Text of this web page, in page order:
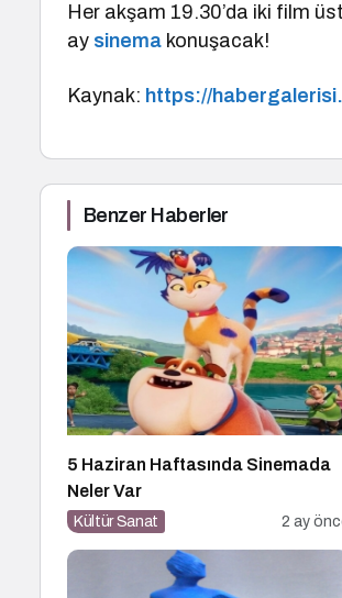
Her akşam 19.30’da iki film
ay sinema konuşacak!
Kaynak: https://
Benzer Haberler
5 Haziran Haftasında Sinemada
Neler Var
Kültür Sanat 2 ay